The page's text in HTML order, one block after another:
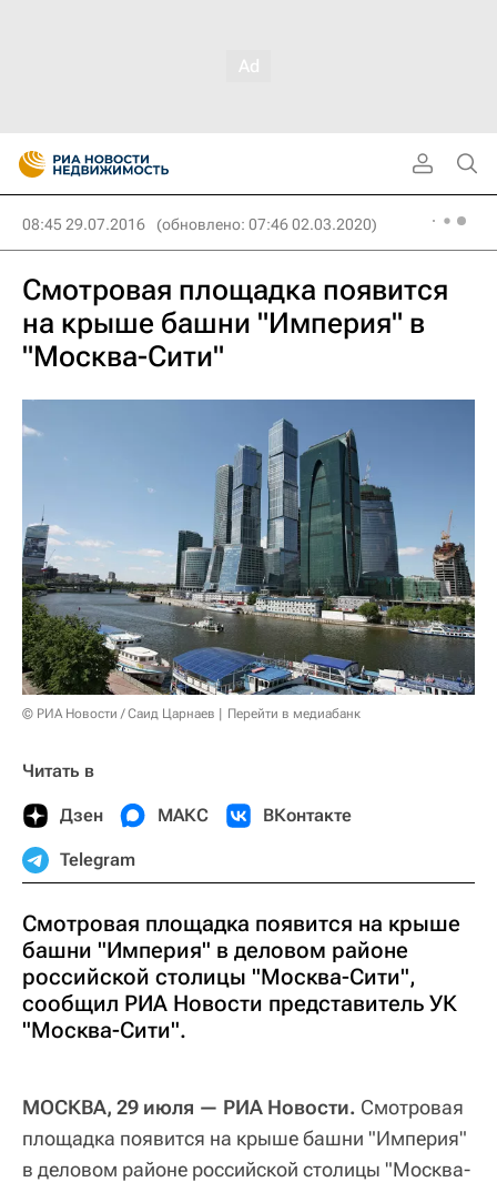
08:45 29.07.2016 (обновлено: 07:46 02.03.2020)
Смотровая площадка появится
на крыше башни "Империя" в
"Москва-Сити"
© РИА Новости / Саид Царнаев Перейти в медиабанк
Читать в
Дзен МАКС ВКонтакте
Telegram
Смотровая площадка появится на крыше
башни "Империя" в деловом районе
российской столицы "Москва-Сити",
сообщил РИА Новости представитель УК
"Москва-Сити".
МОСКВА, 29 июля — РИА Новости. Смотровая
площадка появится на крыше башни "Империя"
в деловом районе российской столицы "Москва-